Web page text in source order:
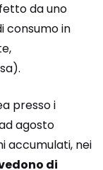
da uno
consumo in
presso i
agosto
accumulati, nei
di